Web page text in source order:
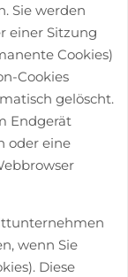
Sie werden
einer Sitzung
Cookies)
Cookies
gelöscht.
Endgerät
oder eine
wenn Sie
Diese